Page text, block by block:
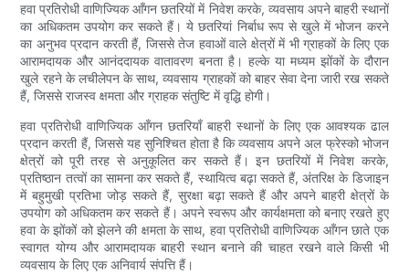
हवा प्रतिरोधी वाणिज्यिक आँगन छतरियों में निवेश करके, व्यवसाय अपने बाहरी स्थानों
का अधिकतम उपयोग कर सकते हैं। ये छतरियां निर्बाध रूप से खुले में भोजन करने
का अनुभव प्रदान करती हैं, जिससे तेज हवाओं वाले क्षेत्रों में भी ग्राहकों के लिए एक
आरामदायक और आनंददायक वातावरण बनता है। हल्के या मध्यम झोंकों के दौरान
खुले रहने के लचीलेपन के साथ, व्यवसाय ग्राहकों को बाहर सेवा देना जारी रख सकते
हैं, जिससे राजस्व क्षमता और ग्राहक संतुष्टि में वृद्धि होगी।
हवा प्रतिरोधी वाणिज्यिक आँगन छतरियाँ बाहरी स्थानों के लिए एक आवश्यक ढाल
प्रदान करती हैं, जिससे यह सुनिश्चित होता है कि व्यवसाय अपने अल फ्रेस्को भोजन
क्षेत्रों को पूरी तरह से अनुकूलित कर सकते हैं। इन छतरियों में निवेश करके,
प्रतिष्ठान तत्वों का सामना कर सकते हैं, स्थायित्व बढ़ा सकते हैं, अंतरिक्ष के डिजाइन
में बहुमुखी प्रतिभा जोड़ सकते हैं, सुरक्षा बढ़ा सकते हैं और अपने बाहरी क्षेत्रों के
उपयोग को अधिकतम कर सकते हैं। अपने स्वरूप और कार्यक्षमता को बनाए रखते हुए
हवा के झोंकों को झेलने की क्षमता के साथ, हवा प्रतिरोधी वाणिज्यिक आँगन छाते एक
स्वागत योग्य और आरामदायक बाहरी स्थान बनाने की चाहत रखने वाले किसी भी
व्यवसाय के लिए एक अनिवार्य संपत्ति हैं।